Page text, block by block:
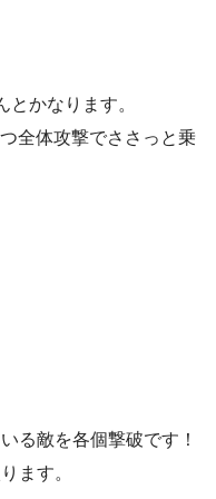
かなります。
全体攻撃でささっと乗
る敵を各個撃破です！
ます。